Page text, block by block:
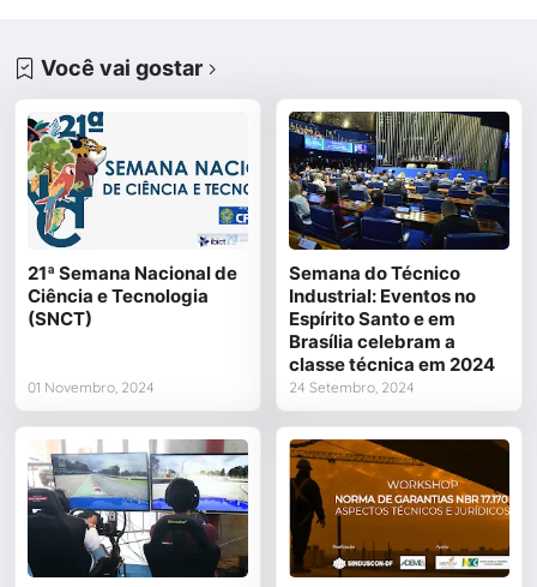
Você vai gostar
21ª Semana Nacional de
Ciência e Tecnologia
(SNCT)
01 Novembro, 2024
Semana do Técnico
Industrial: Eventos no
Espírito Santo e em
Brasília celebram a
classe técnica em 2024
24 Setembro, 2024